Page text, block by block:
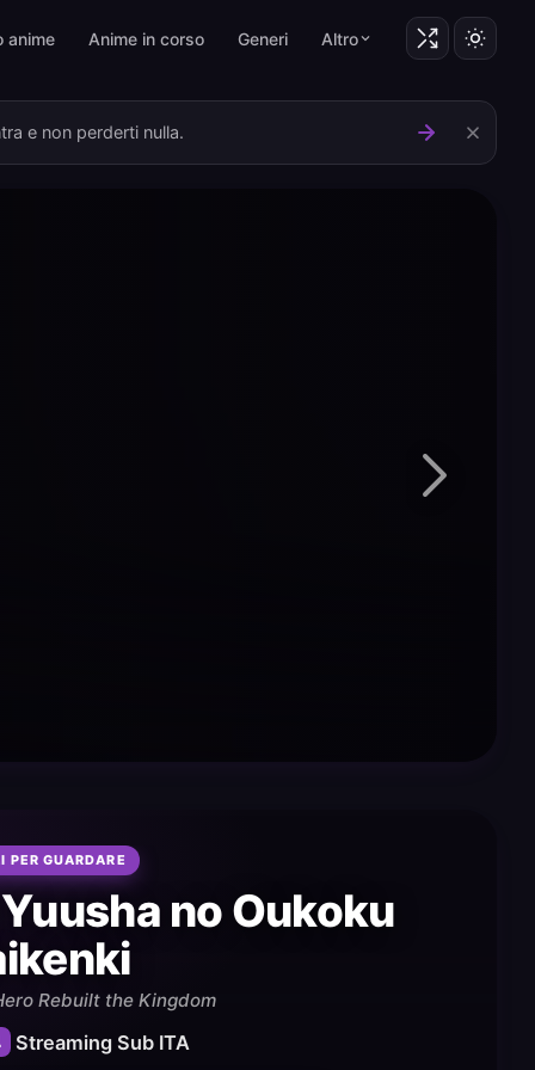
anime Anime in corso Generi Altro
e non perderti nulla.
PER GUARDARE
no Oukoku
Rebuilt the Kingdom
Streaming Sub ITA